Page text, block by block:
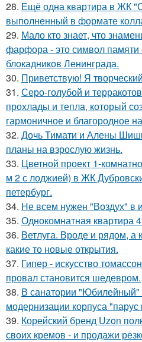
28. Ещё одна квартира в ЖК
выполненный в формате
29. Мало кто знает, что
фарфора - это символ памяти
блокадников Ленинграда.
30. Приветствую! Я
31. Серо-голубой и
прохлады и тепла, который
гармоничное и благородное
32. Дочь Тимати и Алены
планы на взрослую жизнь.
33. Цветной проект 1-
м 2 с лоджией) в ЖК
петербург.
34. Не всем нужен "Воздух" в
35. Однокомнатная квартира
36. Ветлуга. Вроде и рядом, а
какие то новые открытия.
37. Гипер - искусство
провал становится шедевром.
38. В санатории
модернизации корпуса
39. Корейский бренд Uzon
своих кремов - и продажи